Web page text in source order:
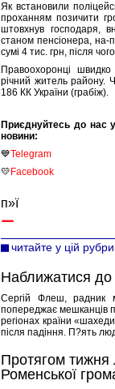
Як встановили
проханням позичити
штовхнув господаря,
станом пенсіонера, на-
сумі 4 тис. грн, після
Правоохоронці
річний житель району.
186 КК України (грабіж).
Приєднуйтесь до нас
новини:
💙Telegram
💛 Facebook
п»ї
читайте у цій
Наближатися до
Сергій Флеш, радник
попереджає мешканців
регіонах країни
після падіння. П?ять
Протягом тижня
Роменської